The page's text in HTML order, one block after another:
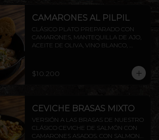
CAMARONES AL PILPIL
CLÁSICO PLATO PREPARADO CON
CAMARONES, MANTEQUILLA DE AJO,
ACEITE DE OLIVA, VINO BLANCO,
$10.200
CEVICHE BRASAS MIXTO
VERSIÓN A LAS BRASAS DE NUESTRO
CLÁSICO CEVICHE DE SALMÓN CON
CAMARONES ASADOS. CON SALMON